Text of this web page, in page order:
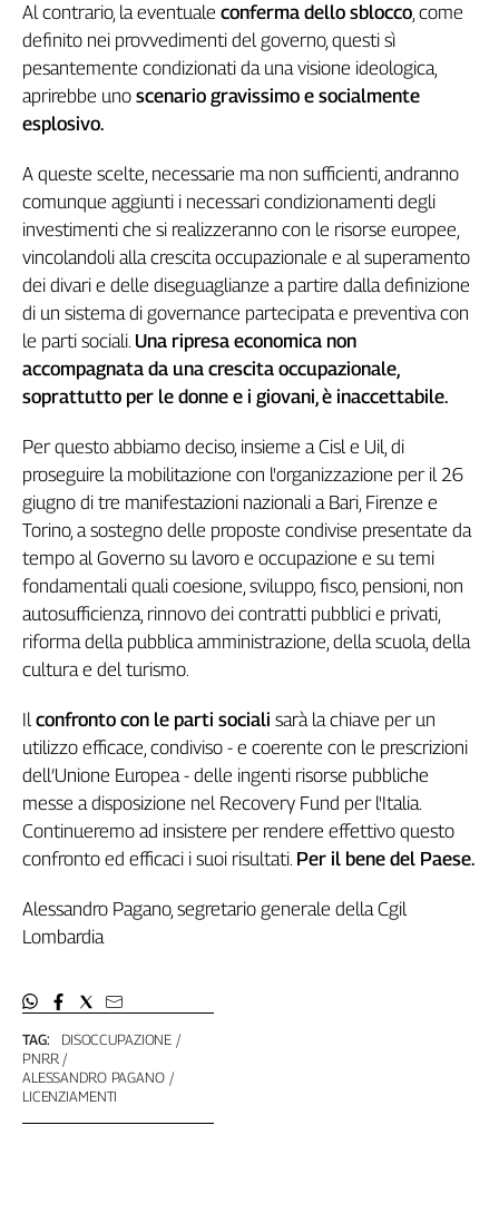
Diffusa
InFlai
Le
trasmissioni
tv
Work
in
Progress
L'Italia
Lavoro
Territori
Abruzzo-
Molise
Adige
Basilicata
Calabria
Campania
Emilia-
Romagna
Friuli
Venezia
Giulia
Liguria
Lombardia
Marche
Piemonte
Sicilia
Toscana
Umbria
Valle
D'Aosta
Veneto
Archivio
TAG:
DISOCCUPAZIONE
PNRR
ALESSANDRO PAGANO
LICENZIAMENTI
Al contrario, la eventuale conferma dello sblocco, come
definito nei provvedimenti del governo, questi sì
pesantemente condizionati da una visione ideologica,
aprirebbe uno scenario gravissimo e socialmente
esplosivo.
A queste scelte, necessarie ma non sufficienti, andranno
comunque aggiunti i necessari condizionamenti degli
investimenti che si realizzeranno con le risorse europee,
vincolandoli alla crescita occupazionale e al superamento
dei divari e delle diseguaglianze a partire dalla definizione
di un sistema di governance partecipata e preventiva con
le parti sociali. Una ripresa economica non
accompagnata da una crescita occupazionale,
soprattutto per le donne e i giovani, è inaccettabile.
Per questo abbiamo deciso, insieme a Cisl e Uil, di
proseguire la mobilitazione con l'organizzazione per il 26
giugno di tre manifestazioni nazionali a Bari, Firenze e
Torino, a sostegno delle proposte condivise presentate da
tempo al Governo su lavoro e occupazione e su temi
fondamentali quali coesione, sviluppo, fisco, pensioni, non
autosufficienza, rinnovo dei contratti pubblici e privati,
riforma della pubblica amministrazione, della scuola, della
cultura e del turismo.
Ilconfronto con le parti sociali sarà la chiave per un
utilizzo efficace, condiviso - e coerente con le prescrizioni
dell’Unione Europea - delle ingenti risorse pubbliche
messe a disposizione nel Recovery Fund per l'Italia.
Continueremo ad insistere per rendere effettivo questo
confronto ed efficaci i suoi risultati. Per il bene del Paese.
Alessandro Pagano, segretario generale della Cgil
Lombardia